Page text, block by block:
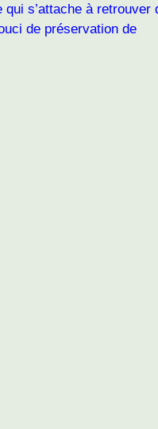
s’attache à retrouver
de préservation de